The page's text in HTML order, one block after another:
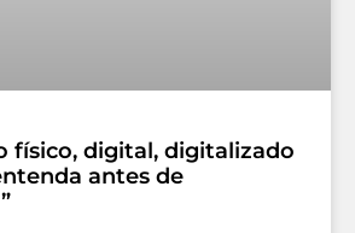
físico, digital, digitalizado
antes de